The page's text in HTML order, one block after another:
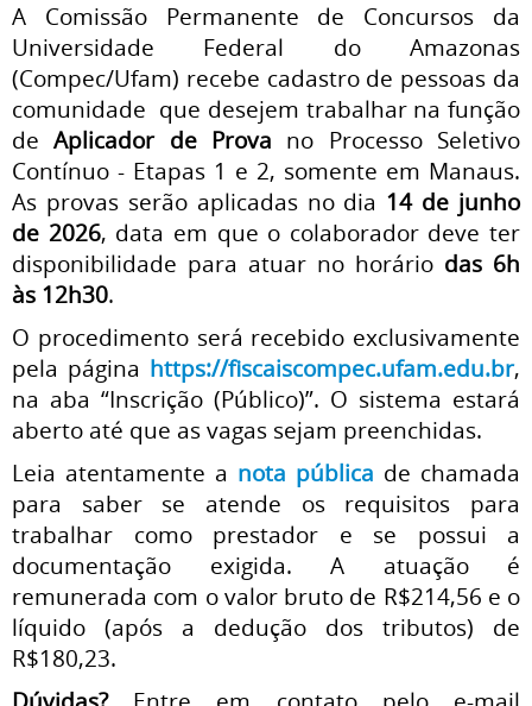
A Comissão Permanente de Concursos da
Universidade Federal do Amazonas
(Compec/Ufam) recebe cadastro de pessoas da
comunidade que desejem trabalhar na função
deAplicador de Prova no Processo Seletivo
Contínuo - Etapas 1 e 2, somente em Manaus.
As provas serão aplicadas no dia 14 de junho
de 2026, data em que o colaborador deve ter
disponibilidade para atuar no horário das 6h
às 12h30.
O procedimento será recebido exclusivamente
pela página https://fiscaiscompec.ufam.edu.br,
na aba “Inscrição (Público)”. O sistema estará
aberto até que as vagas sejam preenchidas.
Leia atentamente a nota pública de chamada
para saber se atende os requisitos para
trabalhar como prestador e se possui a
documentação exigida. A atuação é
remunerada com o valor bruto de R$214,56 e o
líquido (após a dedução dos tributos) de
R$180,23.